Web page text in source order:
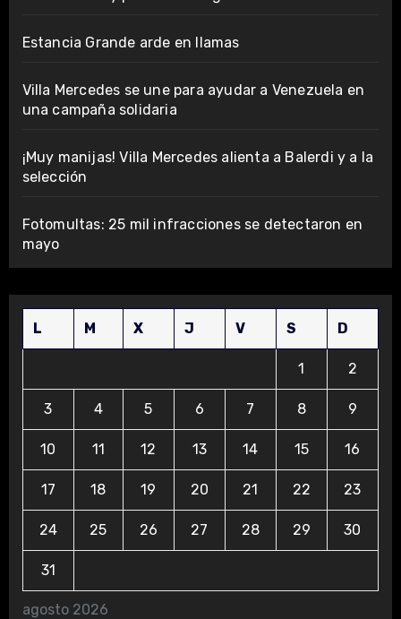
Estancia Grande arde en llamas
Villa Mercedes se une para ayudar a Venezuela en
una campaña solidaria
¡Muy manijas! Villa Mercedes alienta a Balerdi y a la
selección
Fotomultas: 25 mil infracciones se detectaron en
mayo
agosto 2026
L M X J V S D
1 2
3 4 5 6 7 8 9
10 11 12 13 14 15 16
17 18 19 20 21 22 23
24 25 26 27 28 29 30
31